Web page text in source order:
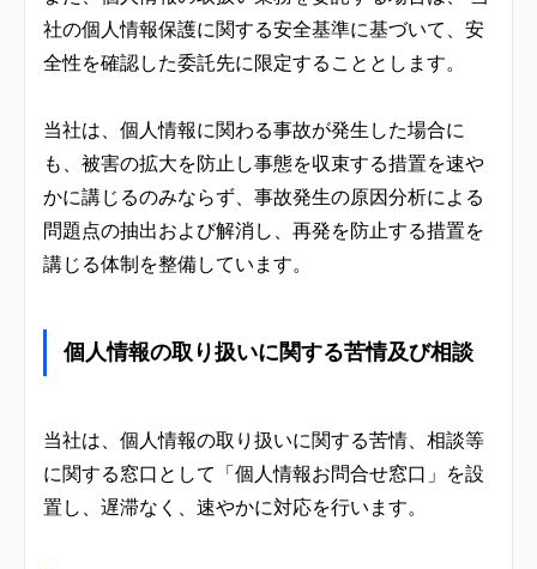
社の個人情報保護に関する安全基準に基づいて、安
全性を確認した委託先に限定することとします。
当社は、個人情報に関わる事故が発生した場合に
も、被害の拡大を防止し事態を収束する措置を速や
かに講じるのみならず、事故発生の原因分析による
問題点の抽出および解消し、再発を防止する措置を
講じる体制を整備しています。
個人情報の取り扱いに関する苦情及び相談
当社は、個人情報の取り扱いに関する苦情、相談等
に関する窓口として「個人情報お問合せ窓口」を設
置し、遅滞なく、速やかに対応を行います。